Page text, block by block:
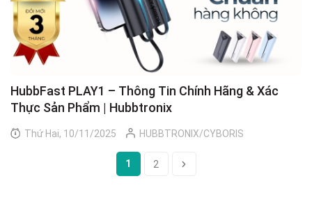
HubbFast PLAY1 – Thông Tin Chính Hãng & Xác
Thực Sản Phẩm | Hubbtronix
Thứ Hai, 10/11/2025 HUBBTRONIX/CYBORIS
1 2